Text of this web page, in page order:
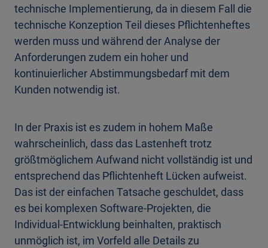
technische Implementierung, da in diesem Fall die
technische Konzeption Teil dieses Pflichtenheftes
werden muss und während der Analyse der
Anforderungen zudem ein hoher und
kontinuierlicher Abstimmungsbedarf mit dem
Kunden notwendig ist.
In der Praxis ist es zudem in hohem Maße
wahrscheinlich, dass das Lastenheft trotz
größtmöglichem Aufwand nicht vollständig ist und
entsprechend das Pflichtenheft Lücken aufweist.
Das ist der einfachen Tatsache geschuldet, dass
es bei komplexen Software-Projekten, die
Individual-Entwicklung beinhalten, praktisch
unmöglich ist, im Vorfeld alle Details zu